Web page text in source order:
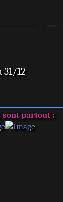
31/12
sont partout :